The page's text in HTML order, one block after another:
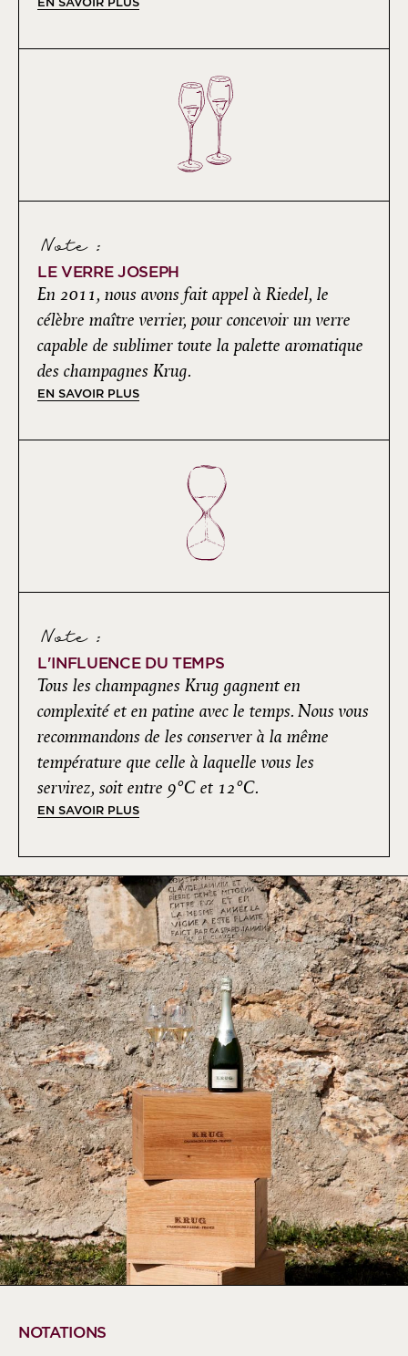
Note :
LE VERRE JOSEPH
En 2011, nous avons fait appel à Riedel, le
célèbre maître verrier, pour concevoir un verre
capable de sublimer toute la palette aromatique
des champagnes Krug.
EN SAVOIR PLUS
Note :
L'INFLUENCE DU TEMPS
Tous les champagnes Krug gagnent en
complexité et en patine avec le temps. Nous vous
recommandons de les conserver à la même
température que celle à laquelle vous les
servirez, soit entre 9°C et 12°C.
EN SAVOIR PLUS
NOTATIONS